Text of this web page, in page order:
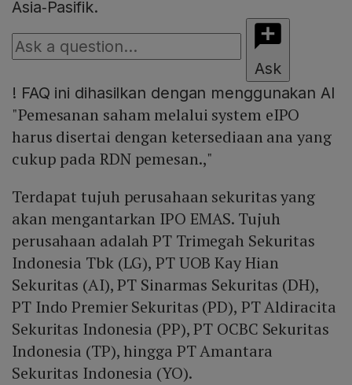
Asia‑Pasifik.
Ask
! FAQ ini dihasilkan dengan menggunakan AI
"Pemesanan saham melalui system eIPO
harus disertai dengan ketersediaan ana yang
cukup pada RDN pemesan.,"
Terdapat tujuh perusahaan sekuritas yang
akan mengantarkan IPO EMAS. Tujuh
perusahaan adalah PT Trimegah Sekuritas
Indonesia Tbk (LG), PT UOB Kay Hian
Sekuritas (AI), PT Sinarmas Sekuritas (DH),
PT Indo Premier Sekuritas (PD), PT Aldiracita
Sekuritas Indonesia (PP), PT OCBC Sekuritas
Indonesia (TP), hingga PT Amantara
Sekuritas Indonesia (YO).